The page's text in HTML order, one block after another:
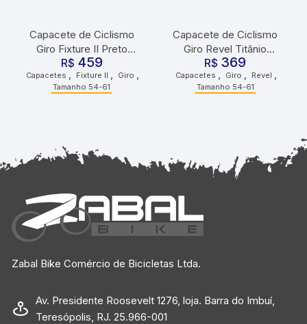
Capacete de Ciclismo
Giro Fixture II Preto
Fosco
R$ 459
Capacetes Fixture II Giro
Tamanho 54-61
Capacete de Ciclismo
Giro Revel Titânio
Branco
R$ 369
Capacetes Giro Revel
Tamanho 54-61
Zabal Bike Comércio de Bicicletas Ltda.
Av. Presidente Roosevelt 1276, loja. Barra do Imbuí,
Teresópolis, RJ. 25.966-001